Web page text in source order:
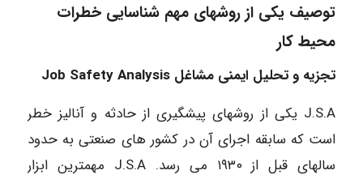
توصیف یکی از روشهای مهم شناسایی خطرات
محیط کار
تجزیه و تحلیل ایمنی مشاغل Job Safety Analysis
J.S.A یکی از روشهای پیشگیری از حادثه و آنالیز خطر
است که سابقه اجرای آن در کشور های صنعتی به حدود
سالهای قبل از ۱۹۳۰ می رسد. J.S.A مهمترین ابزار